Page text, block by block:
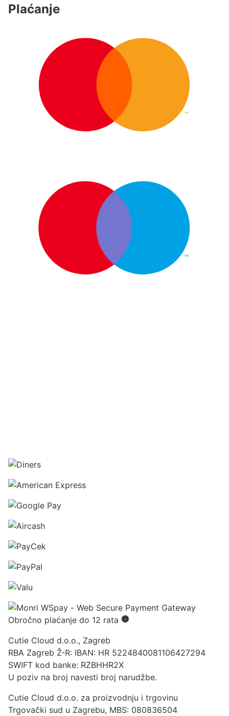
Plaćanje
Obročno plaćanje do 12 rata
Cutie Cloud d.o.o., Zagreb
RBA Zagreb Ž-R: IBAN: HR 5224840081106427294
SWIFT kod banke: RZBHHR2X
U poziv na broj navesti broj narudžbe.
Cutie Cloud d.o.o. za proizvodnju i trgovinu
Trgovački sud u Zagrebu, MBS: 080836504